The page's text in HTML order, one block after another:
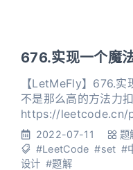
676.实现一个魔
【LetMeFly】676.
不是那么高的方法力扣
https://leetcode.cn/
dictionary/ 设计一个
结构，单词列表中的
单词，请判定能否只
2022-07-11 题
#LeetCode #set #
设计 #题解